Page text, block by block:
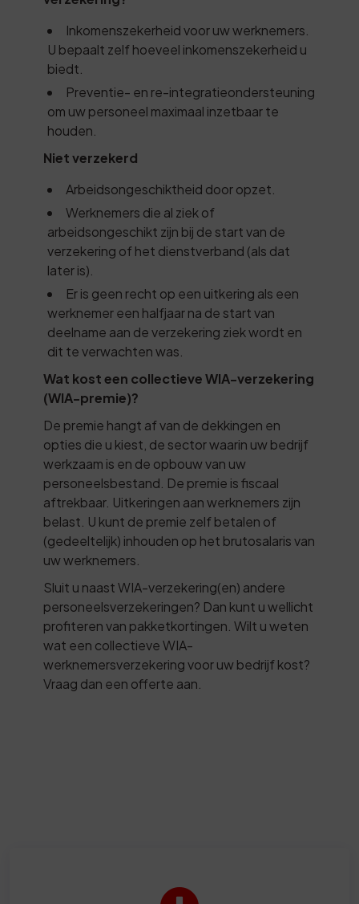
Inkomenszekerheid voor uw werknemers.
U bepaalt zelf hoeveel inkomenszekerheid u
biedt.
Preventie- en re-integratieondersteuning
om uw personeel maximaal inzetbaar te
houden.
Niet verzekerd
Arbeidsongeschiktheid door opzet.
Werknemers die al ziek of
arbeidsongeschikt zijn bij de start van de
verzekering of het dienstverband (als dat
later is).
Er is geen recht op een uitkering als een
werknemer een halfjaar na de start van
deelname aan de verzekering ziek wordt en
dit te verwachten was.
Wat kost een collectieve WIA-verzekering
(WIA-premie)?
De premie hangt af van de dekkingen en
opties die u kiest, de sector waarin uw bedrijf
werkzaam is en de opbouw van uw
personeelsbestand. De premie is fiscaal
aftrekbaar. Uitkeringen aan werknemers zijn
belast. U kunt de premie zelf betalen of
(gedeeltelijk) inhouden op het brutosalaris van
uw werknemers.
Sluit u naast WIA-verzekering(en) andere
personeelsverzekeringen? Dan kunt u wellicht
profiteren van pakketkortingen. Wilt u weten
wat een collectieve WIA-
werknemersverzekering voor uw bedrijf kost?
Vraag dan een offerte aan.